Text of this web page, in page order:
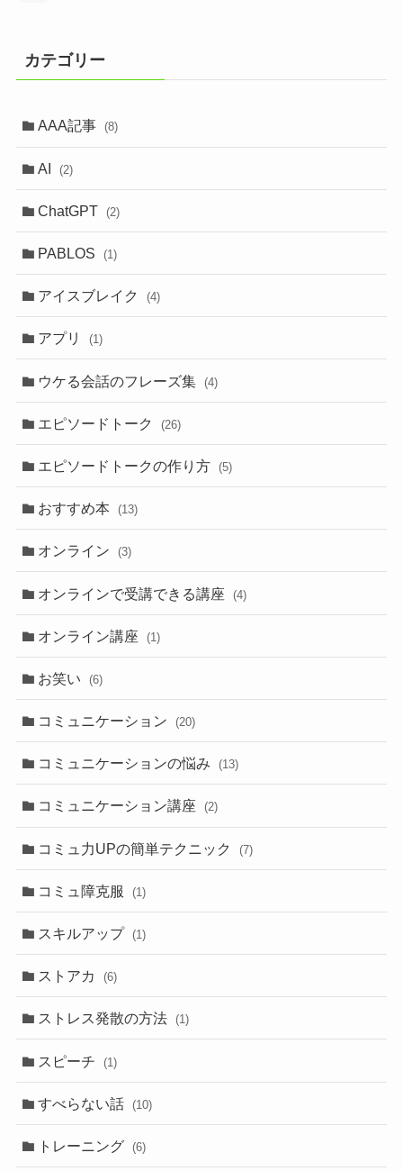
カテゴリー
AAA記事 (8)
AI (2)
ChatGPT (2)
PABLOS (1)
アイスブレイク (4)
アプリ (1)
ウケる会話のフレーズ集 (4)
エピソードトーク (26)
エピソードトークの作り方 (5)
おすすめ本 (13)
オンライン (3)
オンラインで受講できる講座 (4)
オンライン講座 (1)
お笑い (6)
コミュニケーション (20)
コミュニケーションの悩み (13)
コミュニケーション講座 (2)
コミュ力UPの簡単テクニック (7)
コミュ障克服 (1)
スキルアップ (1)
ストアカ (6)
ストレス発散の方法 (1)
スピーチ (1)
すべらない話 (10)
トレーニング (6)